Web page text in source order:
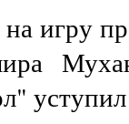
игру